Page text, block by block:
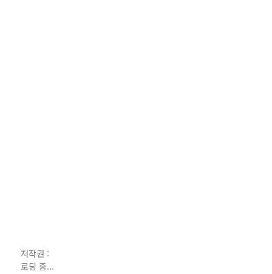
저작권 :
로딩 중...